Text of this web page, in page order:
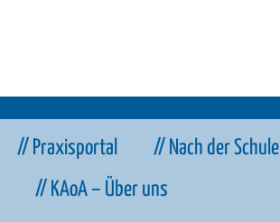
// Praxisportal // Nach der Schule
// KAoA – Über uns